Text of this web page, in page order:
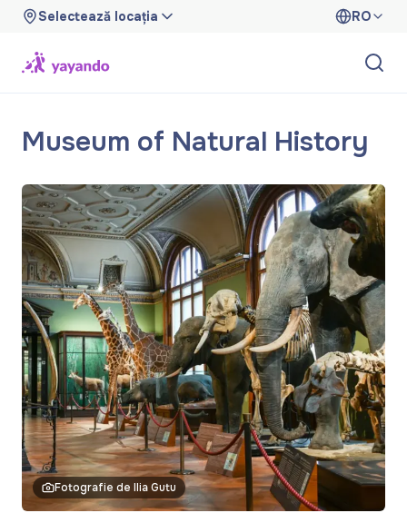
Selectează locația RO
Museum of Natural History
Fotografie de Ilia Gutu